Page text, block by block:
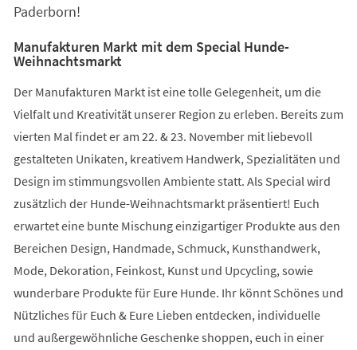
Paderborn!
Manufakturen Markt mit dem Special Hunde-
Weihnachtsmarkt
Der Manufakturen Markt ist eine tolle Gelegenheit, um die
Vielfalt und Kreativität unserer Region zu erleben. Bereits zum
vierten Mal findet er am 22. & 23. November mit liebevoll
gestalteten Unikaten, kreativem Handwerk, Spezialitäten und
Design im stimmungsvollen Ambiente statt. Als Special wird
zusätzlich der Hunde-Weihnachtsmarkt präsentiert! Euch
erwartet eine bunte Mischung einzigartiger Produkte aus den
Bereichen Design, Handmade, Schmuck, Kunsthandwerk,
Mode, Dekoration, Feinkost, Kunst und Upcycling, sowie
wunderbare Produkte für Eure Hunde. Ihr könnt Schönes und
Nützliches für Euch & Eure Lieben entdecken, individuelle
und außergewöhnliche Geschenke shoppen, euch in einer